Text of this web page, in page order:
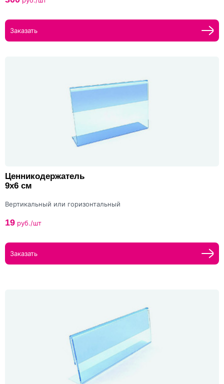
Заказать
Ценникодержатель
9x6 см
Вертикальный или горизонтальный
19 руб./шт
Заказать